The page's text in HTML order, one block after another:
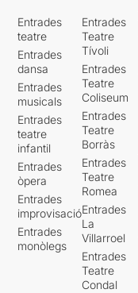
Entrades
teatre
Entrades
dansa
Entrades
musicals
Entrades
teatre
infantil
Entrades
òpera
Entrades
improvisació
Entrades
monòlegs
Entrades
Teatre
Tívoli
Entrades
Teatre
Coliseum
Entrades
Teatre
Borràs
Entrades
Teatre
Romea
Entrades
La
Villarroel
Entrades
Teatre
Condal